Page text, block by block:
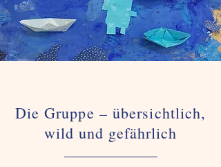
Die Gruppe – übersichtlich,
wild und gefährlich